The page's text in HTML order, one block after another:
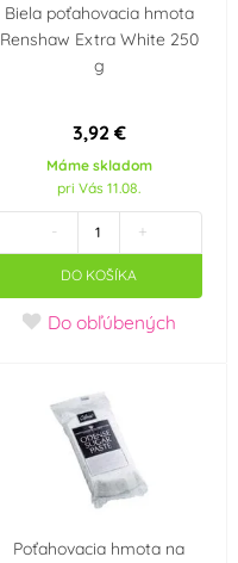
Biela poťahovacia hmota
Renshaw Extra White 250
g
3,92 €
Máme skladom
pri Vás 11.08.
- +
DO KOŠÍKA
Do obľúbených
Poťahovacia hmota na